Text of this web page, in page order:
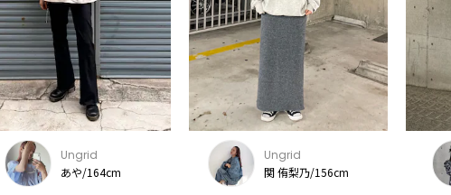
Ungrid
あや/164cm
Ungrid
関 侑梨乃/156cm